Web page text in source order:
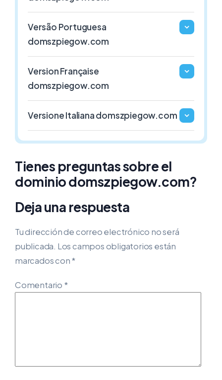
.GAFE.ES
1€ / Año
Versão Portuguesa
domszpiegow.com
Version Française
domszpiegow.com
Versione Italiana domszpiegow.com
Tienes preguntas sobre el
dominio domszpiegow.com?
Deja una respuesta
Tu dirección de correo electrónico no será
publicada. Los campos obligatorios están
marcados con*
Comentario *